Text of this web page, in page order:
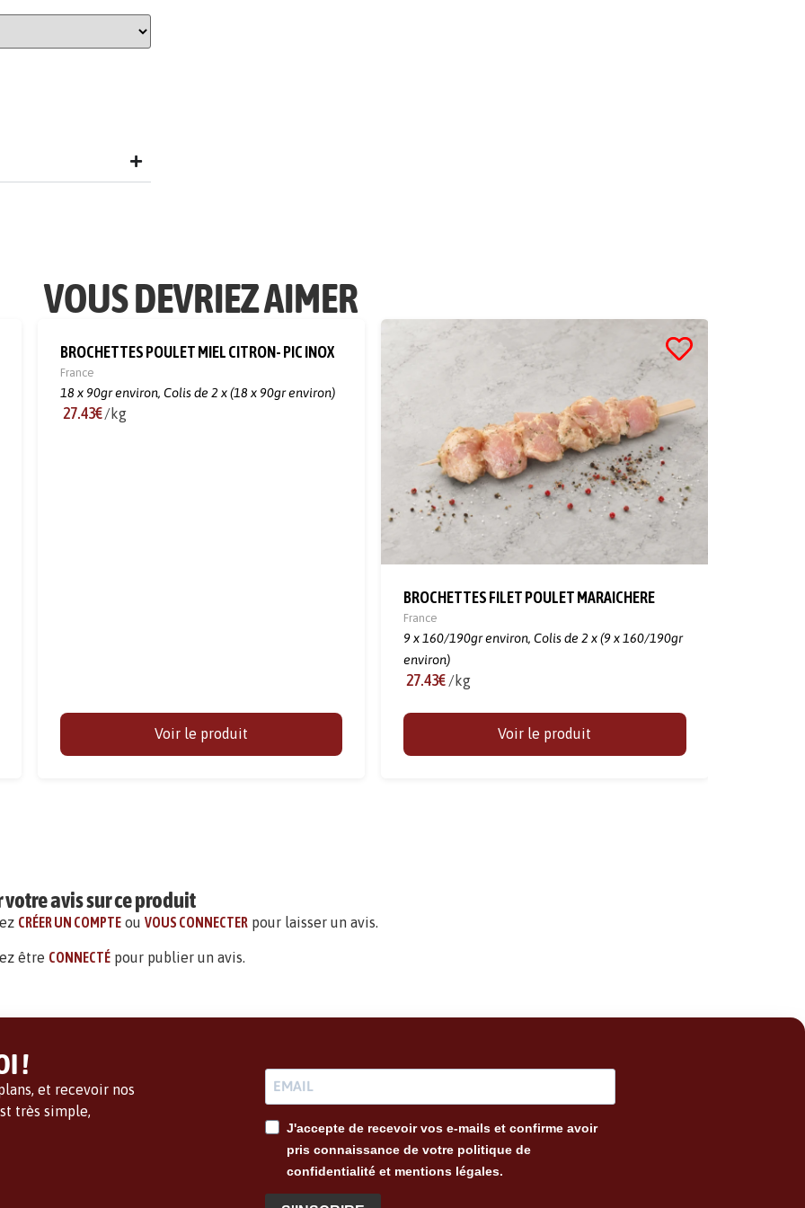
VOUS DEVRIEZ AIMER
BROCHETTES POULET MIEL CITRON- PIC INOX
France
18 x 90gr environ, Colis de 2 x (18 x 90gr environ)
27.43€/kg
Voir le produit
BROCHETTES FILET POULET MARAICHERE
France
9 x 160/190gr environ, Colis de 2 x (9 x 160/190gr
environ)
27.43€ /kg
Voir le produit
avis sur ce produit
CRÉER UN COMPTEou VOUS CONNECTERpour laisser un avis.
être CONNECTÉpour publier un avis.
!
et recevoir nos
très simple,
J'accepte de recevoir vos e-mails et confirme avoir
pris connaissance de votre politique de
confidentialité et mentions légales.